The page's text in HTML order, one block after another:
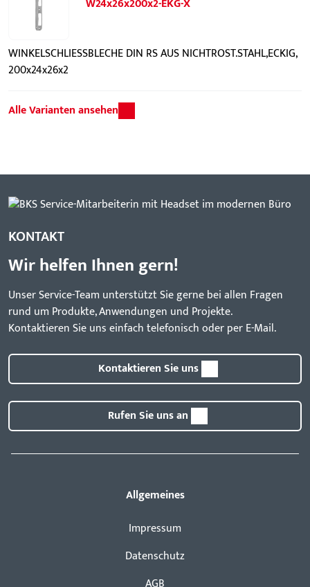
W24x26x200x2-EKG-X
WINKELSCHLIESSBLECHE DIN RS AUS NICHTROST.STAHL,ECKIG,
200x24x26x2
Alle Varianten ansehen
KONTAKT
Wir helfen Ihnen gern!
Unser Service-Team unterstützt Sie gerne bei allen Fragen
rund um Produkte, Anwendungen und Projekte.
Kontaktieren Sie uns einfach telefonisch oder per E-Mail.
Kontaktieren Sie uns
Rufen Sie uns an
Allgemeines
Impressum
Datenschutz